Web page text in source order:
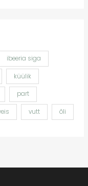
ibeeria siga
küülik
part
vutt õli